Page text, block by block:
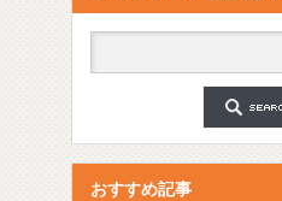
おすすめ記事